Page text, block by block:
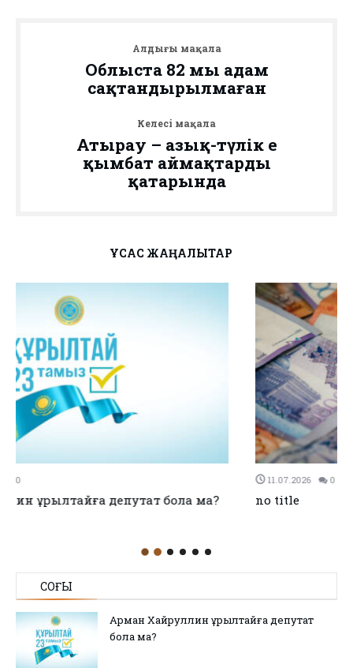
Алдыңғы мақала
Облыста 82 мың адам
сақтандырылмаған
Келесі мақала
Атырау – азық-түлік ең
қымбат аймақтардың
қатарында
ҰҚСАС ЖАҢАЛЫҚТАР
no title
СОҢҒЫ
Арман Хайруллин Құрылтайға депутат
бола ма?